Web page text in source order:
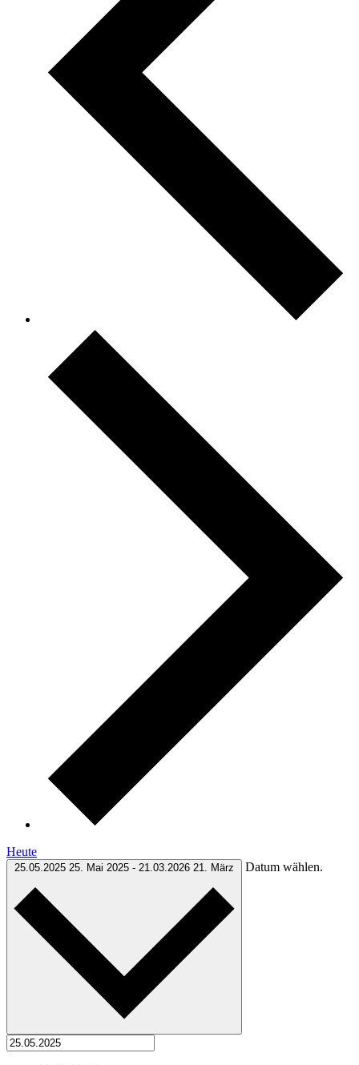
Heute
25.05.2025 25. Mai 2025 - 21.03.2026 21. März Datum wählen.